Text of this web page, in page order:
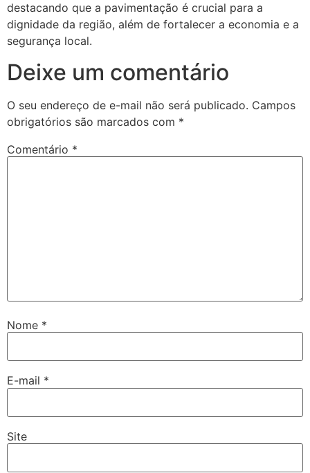
destacando que a pavimentação é crucial para a
dignidade da região, além de fortalecer a economia e a
segurança local.
Deixe um comentário
O seu endereço de e-mail não será publicado. Campos
obrigatórios são marcados com *
Comentário *
Nome *
E-mail *
Site